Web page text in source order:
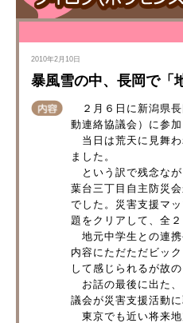
2010年2月10日
暴風雪の中、長岡で「
２月６日に新潟県長
動連絡協議会）に参加
当日は荒天に見舞わ
ました。
という訳で残念なが
葉台三丁目自主防災
でした。災害支援マ
題をクリアして、全
地元中学生との連携
内容にただただビッ
して感じられるが故
お話の最後に出た、
議会が災害支援活動
東京でも近い将来地